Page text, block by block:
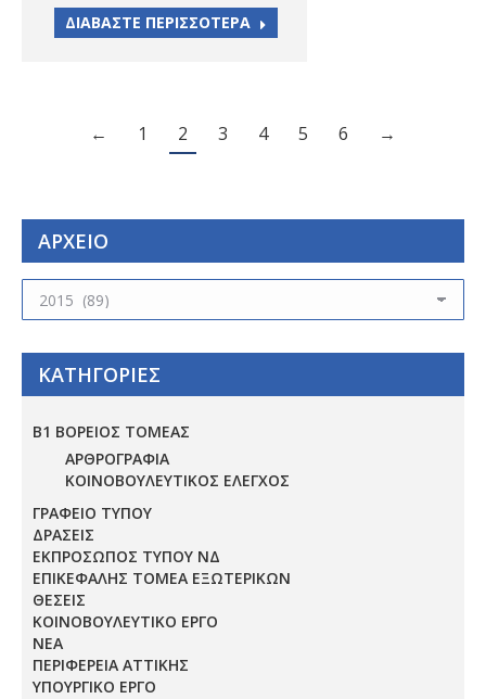
ΔΙΑΒΑΣΤΕ ΠΕΡΙΣΣΟΤΕΡΑ
← 1 2 3 4 5 6 →
ΑΡΧΕΙΟ
ΑΡΧΕΙΟ
ΚΑΤΗΓΟΡΙΕΣ
Β1 ΒΟΡΕΙΟΣ ΤΟΜΕΑΣ
ΑΡΘΡΟΓΡΑΦΙΑ
ΚΟΙΝΟΒΟΥΛΕΥΤΙΚΟΣ ΕΛΕΓΧΟΣ
ΓΡΑΦΕΙΟ ΤΥΠΟΥ
ΔΡΑΣΕΙΣ
ΕΚΠΡΟΣΩΠΟΣ ΤΥΠΟΥ ΝΔ
ΕΠΙΚΕΦΑΛΗΣ ΤΟΜΕΑ ΕΞΩΤΕΡΙΚΩΝ
ΘΕΣΕΙΣ
ΚΟΙΝΟΒΟΥΛΕΥΤΙΚΟ ΕΡΓΟ
ΝΕΑ
ΠΕΡΙΦΕΡΕΙΑ ΑΤΤΙΚΗΣ
ΥΠΟΥΡΓΙΚΟ ΕΡΓΟ